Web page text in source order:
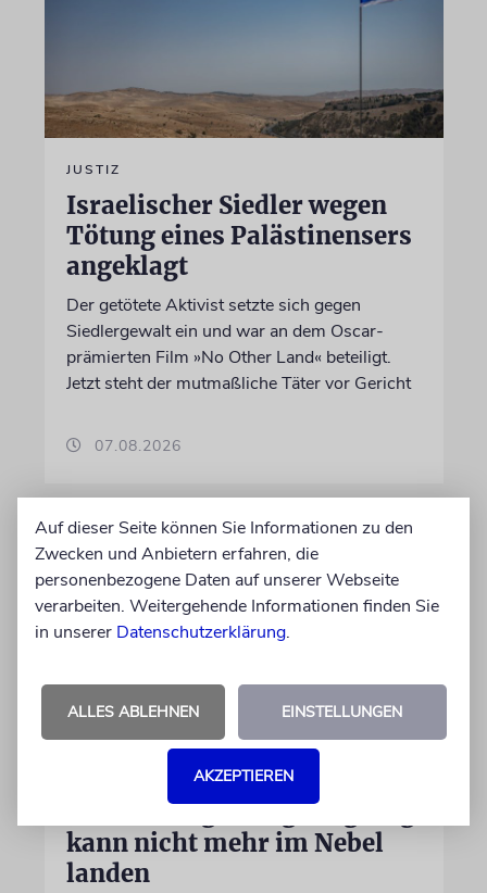
JUSTIZ
Israelischer Siedler wegen
Tötung eines Palästinensers
angeklagt
Der getötete Aktivist setzte sich gegen
Siedlergewalt ein und war an dem Oscar-
prämierten Film »No Other Land« beteiligt.
Jetzt steht der mutmaßliche Täter vor Gericht
07.08.2026
Wegen Israel-Boykott:
Irisches Regierungsflugzeug
kann nicht mehr im Nebel
landen
Auf dieser Seite können Sie Informationen zu den
Zwecken und Anbietern erfahren, die
personenbezogene Daten auf unserer Webseite
verarbeiten. Weitergehende Informationen finden Sie
in unserer Datenschutzerklärung.
ALLES ABLEHNEN EINSTELLUNGEN
AKZEPTIEREN